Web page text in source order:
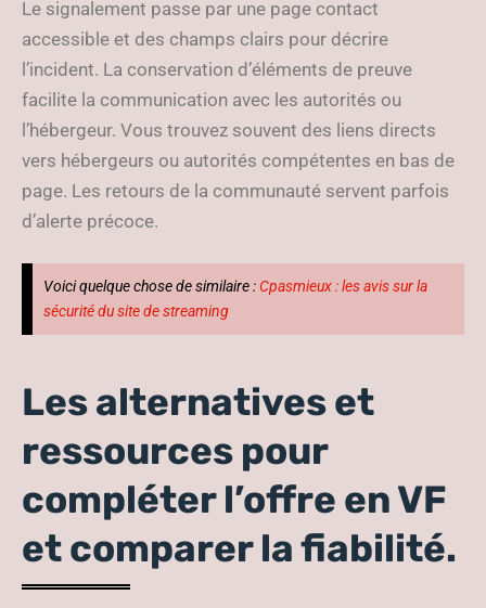
Le signalement passe par une page contact
accessible et des champs clairs pour décrire
l’incident. La conservation d’éléments de preuve
facilite la communication avec les autorités ou
l’hébergeur. Vous trouvez souvent des liens directs
vers hébergeurs ou autorités compétentes en bas de
page. Les retours de la communauté servent parfois
d’alerte précoce.
Voici quelque chose de similaire : Cpasmieux : les avis sur la
sécurité du site de streaming
Les alternatives et
ressources pour
compléter l’offre en VF
et comparer la fiabilité.